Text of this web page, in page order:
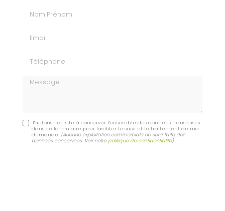
Nom Prénom
Email
Téléphone
Message
J'autorise ce site à conserver l'ensemble des données transmises
dans ce formulaire pour faciliter le suivi et le traitement de ma
demande. (Aucune exploitation commerciale ne sera faite des
données concervées. Voir notre politique de confidentialité)